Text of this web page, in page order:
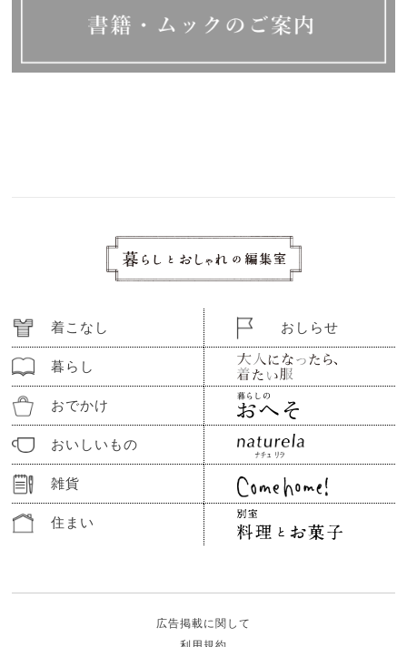
着こなし
暮らし
おでかけ
おいしいもの
雑貨
住まい
おしらせ
広告掲載に関して